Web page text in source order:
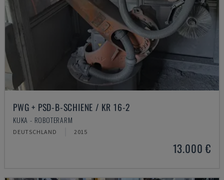
PWG + PSD-B-SCHIENE / KR 16-2
KUKA - ROBOTERARM
DEUTSCHLAND 2015
13.000 €